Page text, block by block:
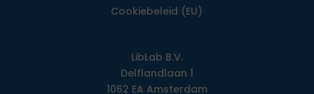
Cookiebeleid (EU)
LibLab B.V.
Delflandlaan 1
1062 EA Amsterdam